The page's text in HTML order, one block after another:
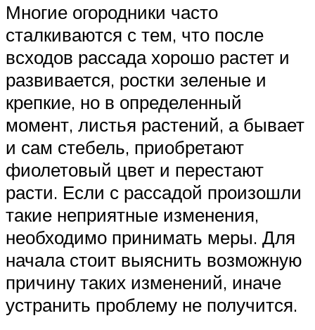
Многие огородники часто
сталкиваются с тем, что после
всходов рассада хорошо растет и
развивается, ростки зеленые и
крепкие, но в определенный
момент, листья растений, а бывает
и сам стебель, приобретают
фиолетовый цвет и перестают
расти. Если с рассадой произошли
такие неприятные изменения,
необходимо принимать меры. Для
начала стоит выяснить возможную
причину таких изменений, иначе
устранить проблему не получится.